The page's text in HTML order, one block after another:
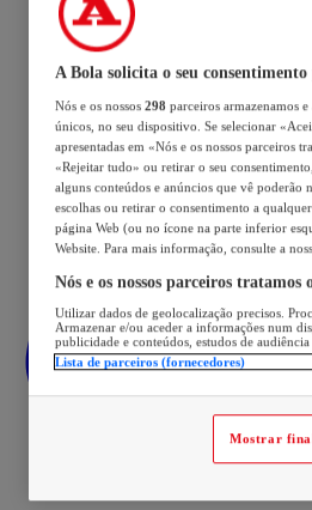
A Bola solicita o seu
Nós e os nossos 298 parceiros armazenamos
únicos, no seu dispositivo. Se selecionar
apresentadas em «Nós e os nossos parceiros
«Rejeitar tudo» ou retirar o seu
alguns conteúdos e anúncios que vê poderão
escolhas ou retirar o consentimento a
página Web (ou no ícone na parte inferior
Website. Para mais informação, consulte a
Nós e os nossos parceiros tratamos
Utilizar dados de geolocalização precisos.
Armazenar e/ou aceder a informações num
publicidade e conteúdos, estudos de
Lista de parceiros (fornecedores)
Mostrar